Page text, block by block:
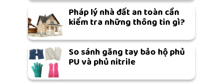
Pháp lý nhà đất an toàn cần
kiểm tra những thông tin gì?
So sánh găng tay bảo hộ phủ
PU và phủ nitrile